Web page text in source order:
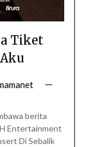
Tiket
berita
Entertainment
Di Sebalik